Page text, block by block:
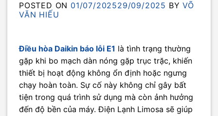
POSTED ON 01/07/202529/09/2025 BYVÕ
VĂN HIẾU
Điều hòa Daikin báo lỗi E1 là tình trạng thường
gặp khi bo mạch dàn nóng gặp trục trặc, khiến
thiết bị hoạt động không ổn định hoặc ngưng
chạy hoàn toàn. Sự cố này không chỉ gây bất
tiện trong quá trình sử dụng mà còn ảnh hưởng
đến độ bền của máy. Điện Lạnh Limosa sẽ giúp